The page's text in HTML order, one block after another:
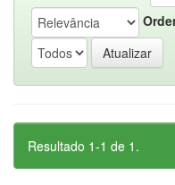
Resultado 1-1 de 1.